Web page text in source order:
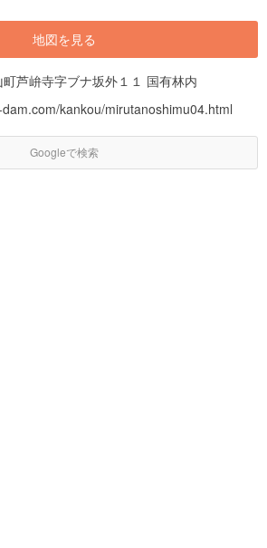
地図を見る
芦峅寺字ブナ坂外１１ 国有林内
kankou/mirutanoshimu04.html
Googleで検索